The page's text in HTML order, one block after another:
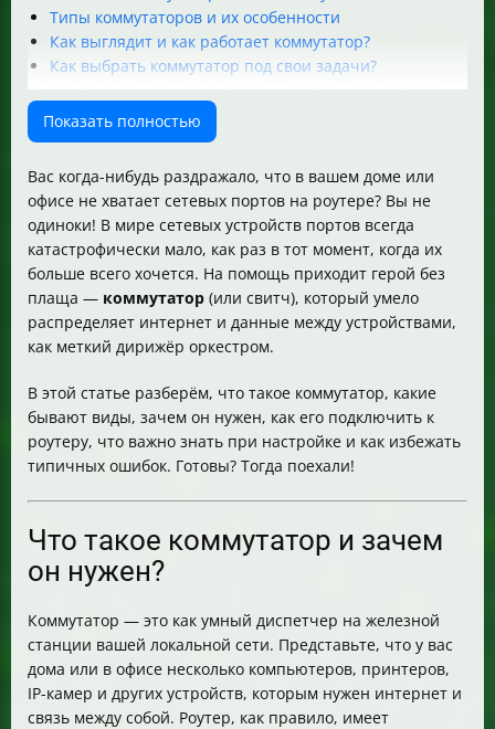
Типы коммутаторов и их особенности
Как выглядит и как работает коммутатор?
Как выбрать коммутатор под свои задачи?
инструкция
Настройка роутера и коммутатора при совместной
Можно ли использовать роутер как коммутатор?
Какие порты бывают на коммутаторе и что к ним
можно подключить?
Проблемы и их решения
Полезные советы и рекомендации
FAQ — Часто задаваемые вопросы
Чек-лист для подключения коммутатора к роутеру
Показать полностью
Вас когда-нибудь раздражало, что в вашем доме или
офисе не хватает сетевых портов на роутере? Вы не
одиноки! В мире сетевых устройств портов всегда
катастрофически мало, как раз в тот момент, когда их
больше всего хочется. На помощь приходит герой без
плаща — коммутатор (или свитч), который умело
распределяет интернет и данные между устройствами,
как меткий дирижёр оркестром.
В этой статье разберём, что такое коммутатор, какие
бывают виды, зачем он нужен, как его подключить к
роутеру, что важно знать при настройке и как избежать
типичных ошибок. Готовы? Тогда поехали!
Что такое коммутатор и зачем
он нужен?
Коммутатор — это как умный диспетчер на железной
станции вашей локальной сети. Представьте, что у вас
дома или в офисе несколько компьютеров, принтеров,
IP-камер и других устройств, которым нужен интернет и
связь между собой. Роутер, как правило, имеет